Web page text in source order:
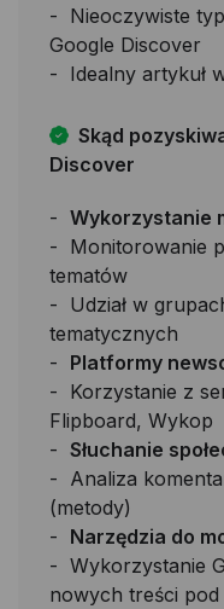
Nieoczywiste
Google Discover
Idealny artykuł
Skąd
Discover
Wykorzystanie
Monitorowanie
tematów
Udział w
tematycznych
Platformy
Korzystanie z
Flipboard, Wykop
Słuchanie
Analiza
(metody)
Narzędzia do
Wykorzystanie
nowych treści